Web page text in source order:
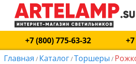
+7 (800) 775-63-32
Главная / Каталог/Торшеры /